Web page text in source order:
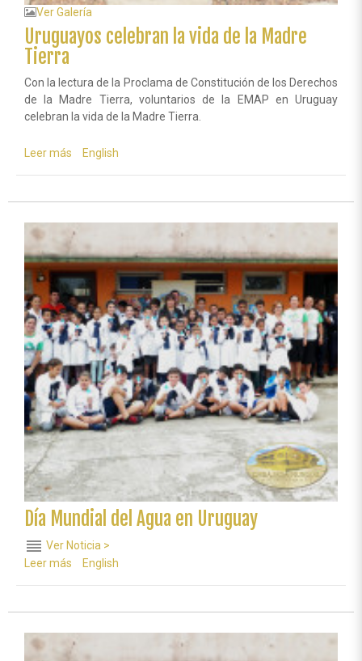
Ver Galería
Uruguayos celebran la vida de la Madre
Tierra
Con la lectura de la Proclama de Constitución de los Derechos
de la Madre Tierra, voluntarios de la EMAP en Uruguay
celebran la vida de la Madre Tierra.
Leer más sobre
de
Madre
Tierra
English
Día Mundial del Agua en Uruguay
reorder Ver Noticia >
Leer más sobre
en
English